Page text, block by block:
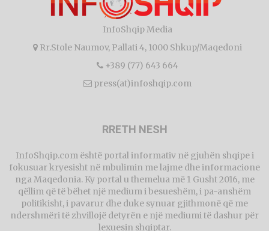
InfoShqip Media
Rr.Stole Naumov, Pallati 4, 1000 Shkup/Maqedoni
+389 (77) 643 664
press(at)infoshqip.com
RRETH NESH
InfoShqip.com është portal informativ në gjuhën shqipe i
fokusuar kryesisht në mbulimin me lajme dhe informacione
nga Maqedonia. Ky portal u themelua më 1 Gusht 2016, me
qëllim që të bëhet një medium i besueshëm, i pa-anshëm
politikisht, i pavarur dhe duke synuar gjithmonë që me
ndershmëri të zhvillojë detyrën e një mediumi të dashur për
lexuesin shqiptar.